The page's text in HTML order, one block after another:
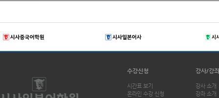
수강신청
시간표 보기
온라인 수강 신청
강사/강좌
강사 소개
강좌 소개